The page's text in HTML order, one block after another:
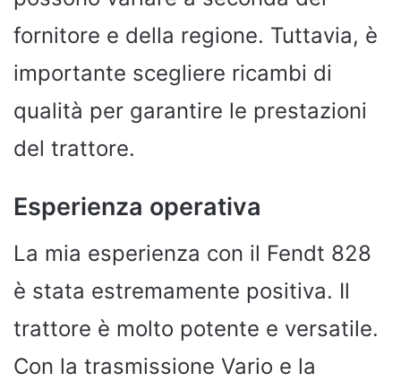
fornitore e della regione. Tuttavia, è
importante scegliere ricambi di
qualità per garantire le prestazioni
del trattore.
Esperienza operativa
La mia esperienza con il Fendt 828
è stata estremamente positiva. Il
trattore è molto potente e versatile.
Con la trasmissione Vario e la